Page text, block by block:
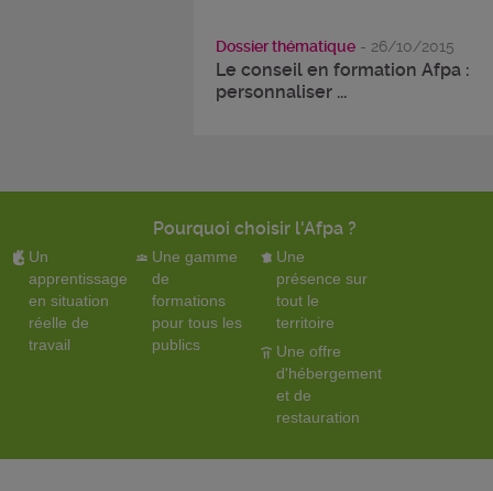
Dossier thématique - 26/10/2015
Le conseil en formation Afpa :
personnaliser ...
Pourquoi choisir l'Afpa ?
Un
apprentissage
en situation
réelle de
travail
Une gamme
de
formations
pour tous les
publics
Une
présence sur
tout le
territoire
Une offre
d'hébergement
et de
restauration